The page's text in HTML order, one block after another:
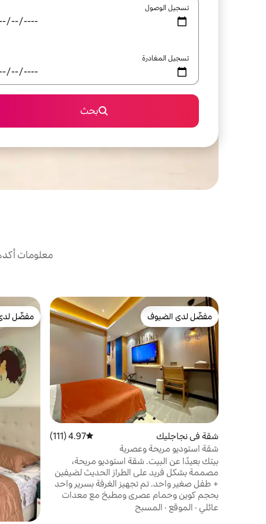
تسجيل الوصول
تسجيل المغادرة
بحث
معلومات
مفضّل لدى الضيوف
مفضّل لدى الضيوف
شقة في نجاجليك متوسط التقييم 4.97 من 5، 111 مراجعات
4.97 (111)
شقة استوديو مريحة وعصرية
بيتك بعيدًا عن البيت. شقة استوديو مريحة،
مصممة بشكل فريد على الطراز الحديث لضيفين
+ طفل صغير واحد. تم تجهيز الغرفة بسرير واحد
بحجم كوين وحمام عصري ومطبخ مع معدات
وحمام سباحة وصالة ألعاب رياضية ومنطقة بهو
عائلي · الموقع · المسبح
مفضّل
مفضّل